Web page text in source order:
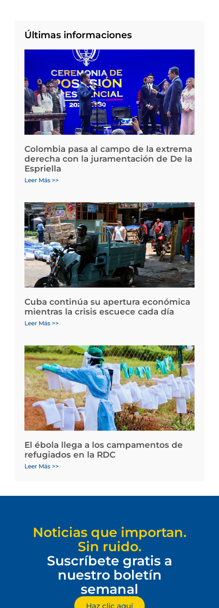
Últimas informaciones
Colombia pasa al campo de la extrema
derecha con la juramentación de De la
Espriella
Leer Más >>
Cuba continúa su apertura económica
mientras la crisis escuece cada día
Leer Más >>
El ébola llega a los campamentos de
refugiados en la RDC
Leer Más >>
Noticias que importan.
Sin ruido.
Suscríbete gratis a
nuestro boletín
semanal
Haz clic aquí